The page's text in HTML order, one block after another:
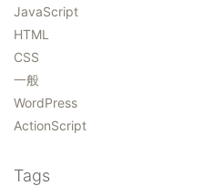
JavaScript
HTML
CSS
一般
WordPress
ActionScript
Tags